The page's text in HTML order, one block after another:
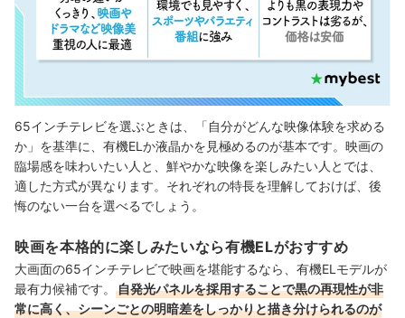
65インチテレビを選ぶときは、「自分がどんな映像体験を求める
か」を基準に、有機ELか液晶かを見極めるのが基本です。映画の
臨場感を味わいたい人と、鮮やかな映像を楽しみたい人とでは、
適した方式が異なります。それぞれの特長を理解しておけば、後
悔のない一台を選べるでしょう。
映画を本格的に楽しみたいなら有機ELがおすすめ
大画面の65インチテレビで映画を堪能するなら、有機ELモデルが
最有力候補です。
自発光パネルを採用することで黒の再現性が非
常に高く、シーンごとの明暗差をしっかりと描き分けられるのが